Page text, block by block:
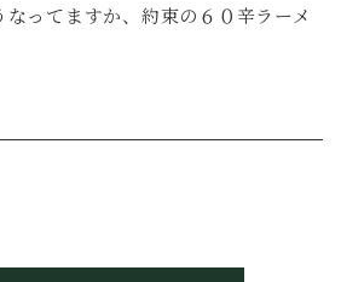
ってますか、約束の６０辛ラーメ